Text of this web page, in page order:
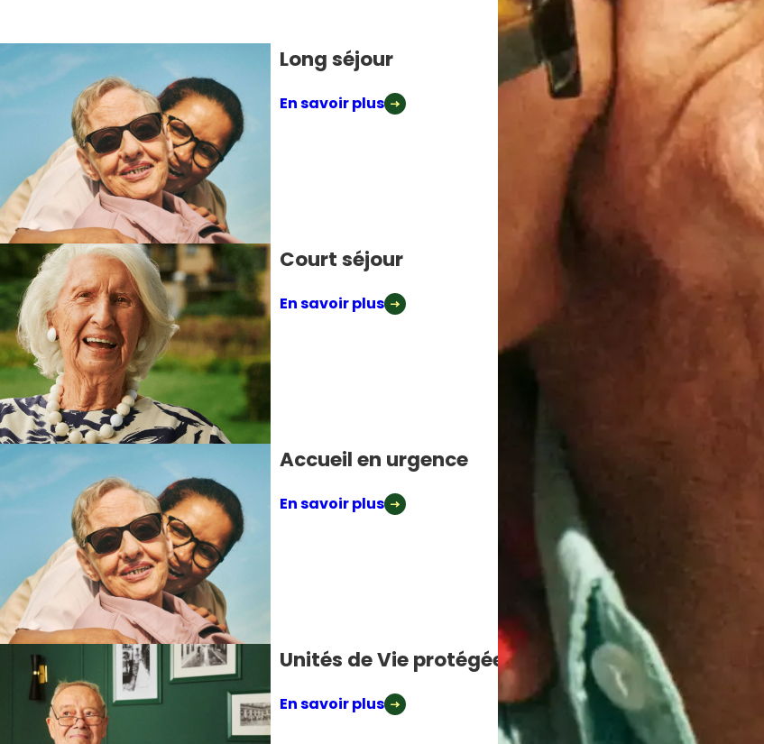
Long séjour
En savoir plus
Court séjour
En savoir plus
Accueil en urgence
En savoir plus
Unités de Vie protégées
En savoir plus